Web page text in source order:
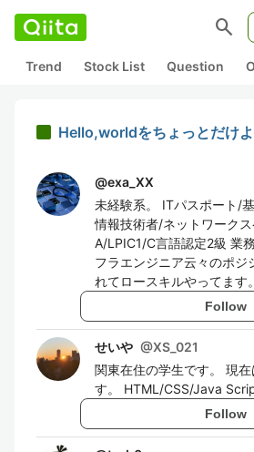
search
Trend Stock List Question
Hello,worldをちょっとだけ
@exa_XX
未経験系。 ITパスポート/
情報技術者/ネットワーク
A/LPIC1/C言語認定2級 業
フラエンジニア云々のポジ
れてロースキルやってます。
Follow
せいや @XS_021
関東在住の学生です。 現
す。 HTML/CSS/Java
Follow